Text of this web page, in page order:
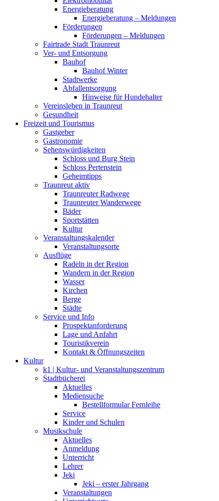
Energieberatung
Energieberatung – Meldungen
Förderungen
Förderungen – Meldungen
Fairtrade Stadt Traunreut
Ver- und Entsorgung
Bauhof
Bauhof Winter
Stadtwerke
Abfallentsorgung
Hinweise für Hundehalter
Vereinsleben in Traunreut
Gesundheit
Freizeit und Tourismus
Gastgeber
Gastronomie
Sehenswürdigkeiten
Schloss und Burg Stein
Schloss Pertenstein
Geheimtipps
Traunreut aktiv
Traunreuter Radwege
Traunreuter Wanderwege
Bäder
Sportstätten
Kultur
Veranstaltungskalender
Veranstaltungsorte
Ausflüge
Radeln in der Region
Wandern in der Region
Wasser
Kirchen
Berge
Städte
Service und Info
Prospektanforderung
Lage und Anfahrt
Touristikverein
Kontakt & Öffnungszeiten
Kultur
k1 | Kultur- und Veranstaltungszentrum
Stadtbücherei
Aktuelles
Mediensuche
Bestellformular Fernleihe
Service
Kinder und Schulen
Musikschule
Aktuelles
Anmeldung
Unterricht
Lehrer
Jeki
Jeki – erster Jahrgang
Veranstaltungen